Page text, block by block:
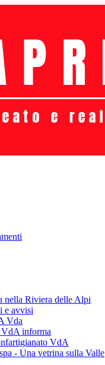
nella Riviera delle Alpi
e avvisi
Vda
informa
VdA
- Una vetrina sulla Valle